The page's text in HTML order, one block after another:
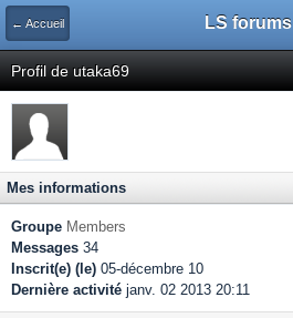
← Accueil LS forums
Profil de utaka69
Mes informations
Groupe Members
Messages 34
Inscrit(e) (le) 05-décembre 10
Dernière activité janv. 02 2013 20:11